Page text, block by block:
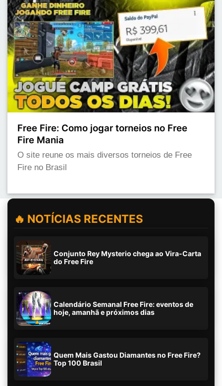
Free Fire: Como jogar torneios no Free
Fire Mania
O site reune os mais diversos torneios de Free
Fire no Brasil
🔥 NOTÍCIAS RECENTES
Conjunto Rey Mysterio chega ao Vira-Carta
do Free Fire
Calendário Semanal Free Fire: eventos de
hoje, amanhã e próximos dias
Quem Mais Gastou Diamantes no Free Fire?
Top 100 Brasil